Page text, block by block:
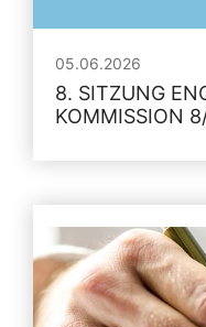
05.06.2026
8. SITZUNG
KOMMISSION